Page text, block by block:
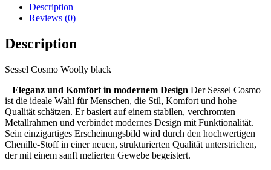
Description
Reviews (0)
Description
Sessel Cosmo Woolly black
– Eleganz und Komfort in modernem Design Der Sessel Cosmo
ist die ideale Wahl für Menschen, die Stil, Komfort und hohe
Qualität schätzen. Er basiert auf einem stabilen, verchromten
Metallrahmen und verbindet modernes Design mit Funktionalität.
Sein einzigartiges Erscheinungsbild wird durch den hochwertigen
Chenille-Stoff in einer neuen, strukturierten Qualität unterstrichen,
der mit einem sanft melierten Gewebe begeistert.